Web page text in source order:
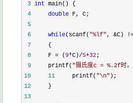
3 int
4
double
5
6
while(scanf( "%lf", &C)
7
8
     F = (
9*C)/5+32
9
     printf(
"摄氏度c = %.2f时
10
11
     printf(
"\n"
12
13